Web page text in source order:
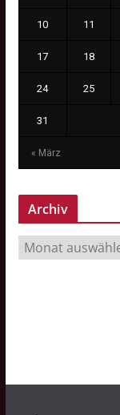
« März
10 11
17 18
24 25
31
Archiv